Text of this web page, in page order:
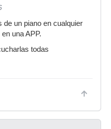
de un piano en cualquier
una APP.
todas